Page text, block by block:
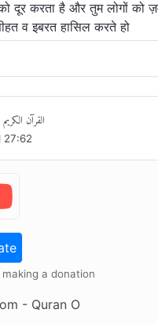
करता है और तुम लोगों को
व इबरत हासिल करते हो
القرآن الكريم
27:62
a donation
- Quran O